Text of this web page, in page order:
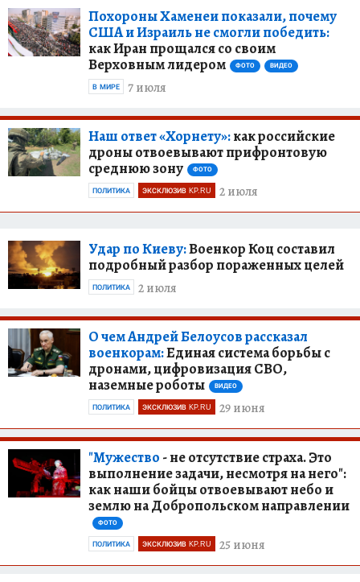
Похороны Хаменеи показали, почему
США и Израиль не смогли победить:
как Иран прощался со своим
Верховным лидером
ФОТО ВИДЕО
7 июля
В МИРЕ
Наш ответ «Хорнету»:как российские
дроны отвоевывают прифронтовую
среднюю зону
ФОТО
2 июля
ПОЛИТИКА ЭКСКЛЮЗИВ KP.RU
Удар по Киеву:Военкор Коц составил
подробный разбор пораженных целей
2 июля
ПОЛИТИКА
О чем Андрей Белоусов рассказал
военкорам:Единая система борьбы с
дронами, цифровизация СВО,
наземные роботы
ВИДЕО
29 июня
ПОЛИТИКА ЭКСКЛЮЗИВ KP.RU
"Мужество - не отсутствие страха. Это
выполнение задачи, несмотря на него":
как наши бойцы отвоевывают небо и
землю на Добропольском направлении
ФОТО
25 июня
ПОЛИТИКА ЭКСКЛЮЗИВ KP.RU